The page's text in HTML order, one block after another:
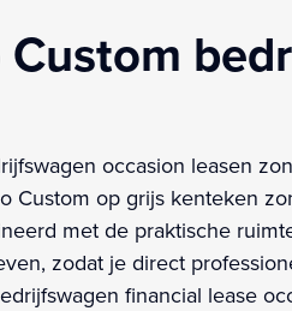
Custom
occasion leasen
Custom op grijs kenteken
met de praktische
zodat je direct
financial lease